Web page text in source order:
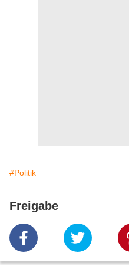
#Politik
Freigabe